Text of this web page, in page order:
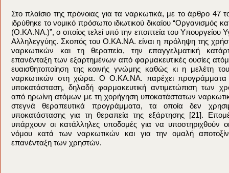
Στο πλαίσιο της πρόνοιας για τα ναρκωτικά, με το άρθρο 47
ιδρύθηκε το νομικό πρόσωπο ιδιωτικού δικαίου “Οργανισμός
(Ο.ΚΑ.ΝΑ.)”, ο οποίος τελεί υπό την εποπτεία του Υπουργείου
Αλληλεγγύης. Σκοπός του Ο.ΚΑ.ΝΑ. είναι η πρόληψη της
ναρκωτικών και τη θεραπεία, την επαγγελματική
επανένταξη των εξαρτημένων από φαρμακευτικές ουσίες
ευαισθητοποίηση της κοινής γνώμης καθώς κι η μελέτη
ναρκωτικών στη χώρα. Ο Ο.ΚΑ.ΝΑ. παρέχει προγράμματα
υποκατάσταση, δηλαδή φαρμακευτική αντιμετώπιση των
από ηρωίνη ατόμων με τη χορήγηση υποκατάστατων
στεγνά θεραπευτικά προγράμματα, τα οποία δεν
υποκατάστασης για τη θεραπεία της εξάρτησης [21].
υπάρχουν οι κατάλληλες υποδομές για να υποστηριχθούν
νόμου κατά των ναρκωτικών και για την ομαλή
επανένταξη των χρηστών.